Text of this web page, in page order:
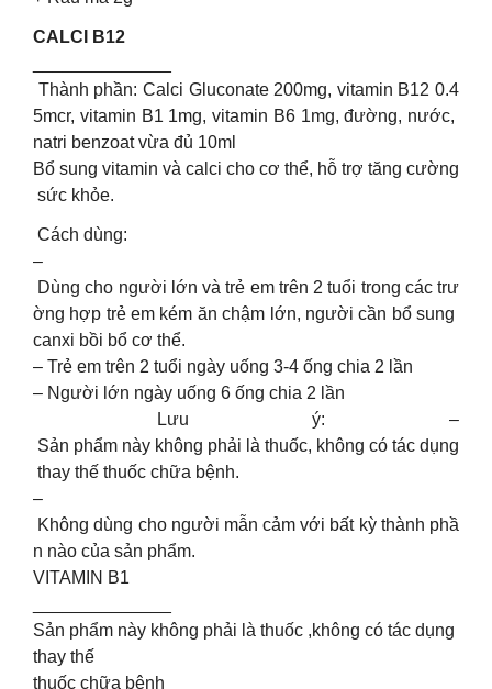
CALCI B12
Thành phần: Calci Gluconate 200mg, vitamin B12 0.4
5mcr, vitamin B1 1mg, vitamin B6 1mg, đường, nước,
natri benzoat vừa đủ 10ml
Bổ sung vitamin và calci cho cơ thể, hỗ trợ tăng cường
sức khỏe.
Cách dùng:
–
Dùng cho người lớn và trẻ em trên 2 tuổi trong các trư
ờng hợp trẻ em kém ăn chậm lớn, người cần bổ sung
canxi bồi bổ cơ thể.
– Trẻ em trên 2 tuổi ngày uống 3-4 ống chia 2 lần
– Người lớn ngày uống 6 ống chia 2 lần
Lưu ý: –
Sản phẩm này không phải là thuốc, không có tác dụng
thay thế thuốc chữa bệnh.
–
Không dùng cho người mẫn cảm với bất kỳ thành phầ
n nào của sản phẩm.
VITAMIN B1
Sản phẩm này không phải là thuốc ,không có tác dụng
thay thế
thuốc chữa bệnh